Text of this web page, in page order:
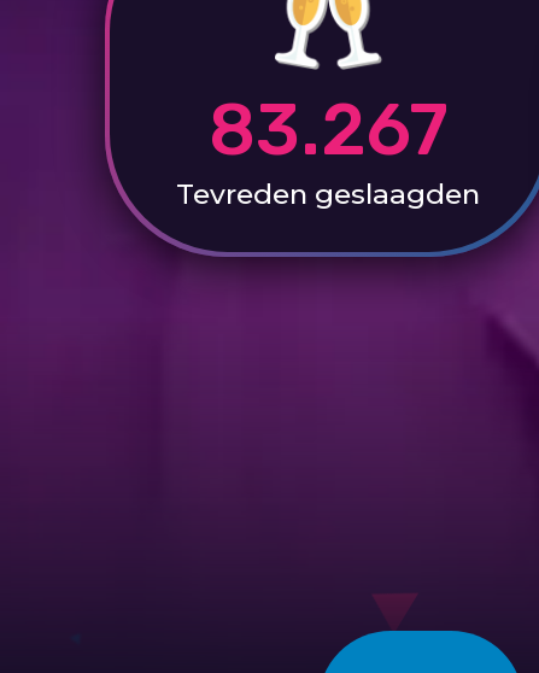
83.267
Tevreden geslaagden